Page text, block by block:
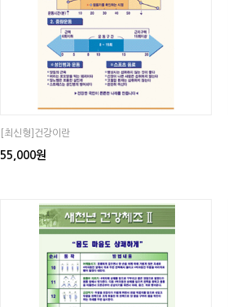
[최신형]건강이란
55,000원